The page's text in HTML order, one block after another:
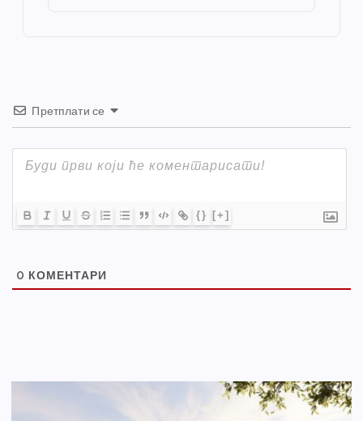
Претплати се
{} [+]
0 КОМЕНТАРИ